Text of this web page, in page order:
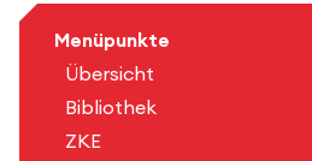
Menüpunkte
Übersicht
Bibliothek
ZKE